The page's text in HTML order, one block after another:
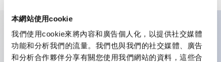
本網站使用cookie
我們使用cookie來將內容和廣告個人化，以提供社交媒體
功能和分析我們的流量。我們也與我們的社交媒體、廣告
和分析合作夥伴分享有關您使用我們網站的資料，這些合
主要特點